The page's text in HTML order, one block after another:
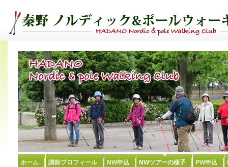
ホーム 講師プロフィール NW申込 NWツアーの様子 PW申込